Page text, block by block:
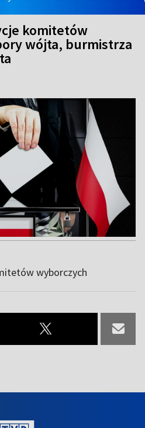
komitetów
wójta, burmistrza
wyborczych